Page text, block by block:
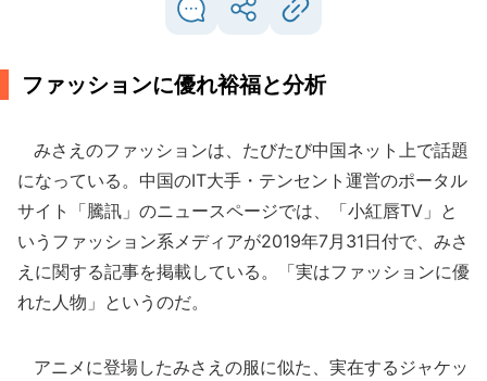
ファッションに優れ裕福と分析
みさえのファッションは、たびたび中国ネット上で話題
になっている。中国のIT大手・テンセント運営のポータル
サイト「騰訊」のニュースページでは、「小紅唇TV」と
いうファッション系メディアが2019年7月31日付で、みさ
えに関する記事を掲載している。「実はファッションに優
れた人物」というのだ。
アニメに登場したみさえの服に似た、実在するジャケッ